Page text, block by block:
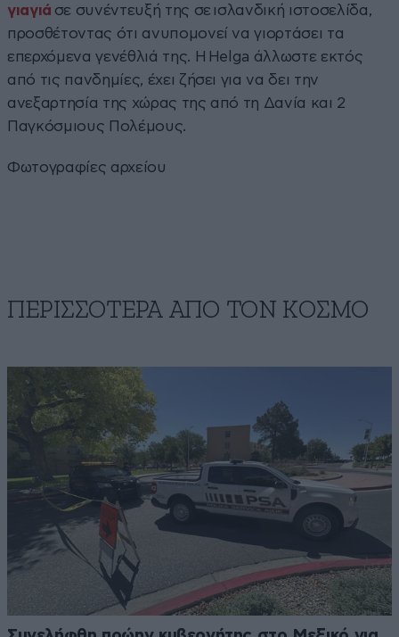
γιαγιά σε συνέντευξή της σε ισλανδική ιστοσελίδα,
προσθέτοντας ότι ανυπομονεί να γιορτάσει τα
επερχόμενα γενέθλιά της. Η Helga άλλωστε εκτός
από τις πανδημίες, έχει ζήσει για να δει την
ανεξαρτησία της χώρας της από τη Δανία και 2
Παγκόσμιους Πολέμους.
Φωτογραφίες αρχείου
ΠΕΡΙΣΣΟΤΕΡΑ ΑΠΟ ΤΟΝ ΚΟΣΜΟ